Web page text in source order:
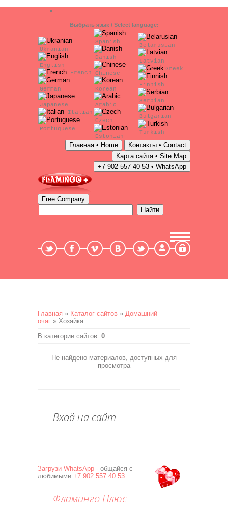
Выбрать язык / Select language:
Ukranian
English
French
German
Japanese
Italian
Portuguese
Spanish
Danish
Chinese
Korean
Arabic
Czech
Estonian
Belarusian
Latvian
Greek
Finnish
Serbian
Bulgarian
Turkish
Мой профиль
Главная » Каталог сайтов » Домашний
очаг » Хозяйка
В категории сайтов: 0
Не найдено материалов, доступных для
просмотра
Вход на сайт
Загрузи WhatsApp - общайся с
любимыми +7 902 557 40 53
Фламинго Плюс